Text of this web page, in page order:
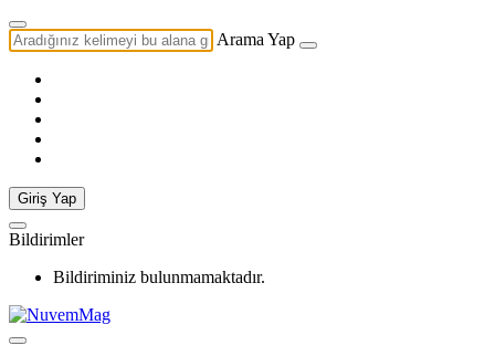
Arama Yap
Giriş Yap
Bildirimler
Bildiriminiz bulunmamaktadır.